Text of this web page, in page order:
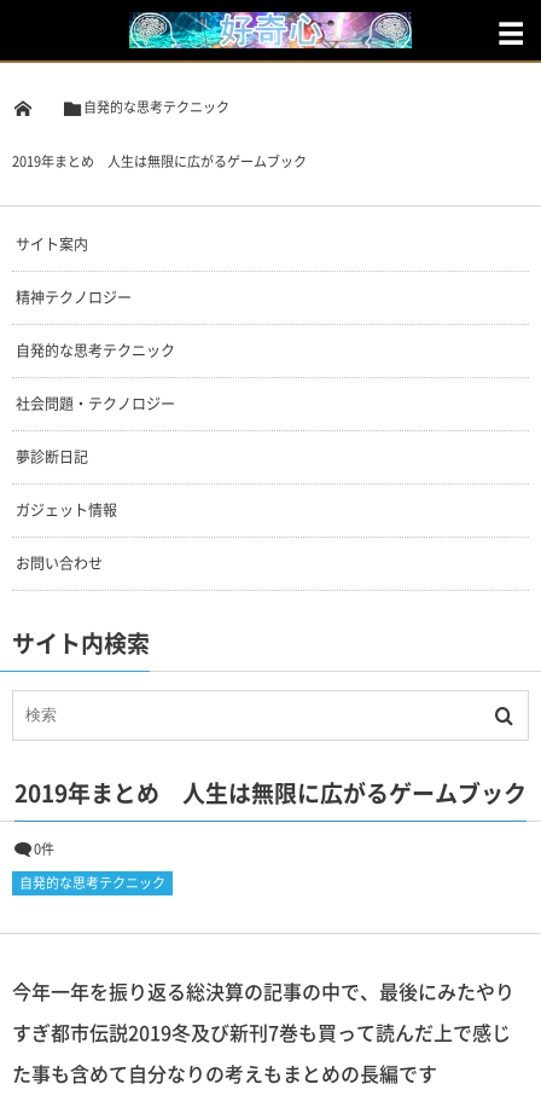
自発的な思考テクニック
2019年まとめ 人生は無限に広がるゲームブック
サイト案内
精神テクノロジー
自発的な思考テクニック
社会問題・テクノロジー
夢診断日記
ガジェット情報
お問い合わせ
サイト内検索
2019年まとめ 人生は無限に広がるゲームブック
0件
自発的な思考テクニック
今年一年を振り返る総決算の記事の中で、最後にみたやり
すぎ都市伝説2019冬及び新刊7巻も買って読んだ上で感じ
た事も含めて自分なりの考えもまとめの長編です